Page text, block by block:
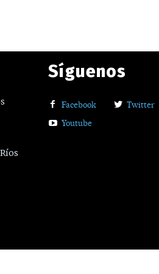
Síguenos
Facebook
Twitter
Youtube